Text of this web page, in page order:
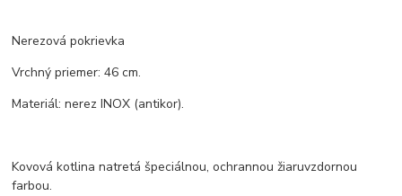
Nerezová pokrievka
Vrchný priemer: 46 cm.
Materiál: nerez INOX (antikor).
Kovová kotlina natretá špeciálnou, ochrannou žiaruvzdornou
farbou.